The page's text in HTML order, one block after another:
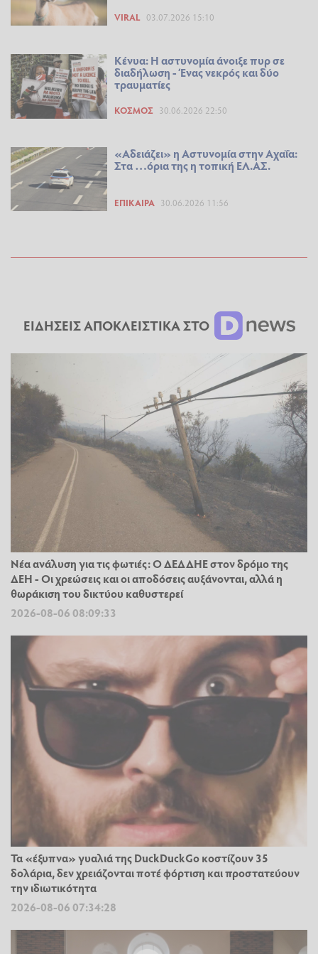
VIRAL 03.07.2026 15:10
Κένυα: Η αστυνομία άνοιξε πυρ σε
διαδήλωση - Ένας νεκρός και δύο
τραυματίες
ΚΌΣΜΟΣ 30.06.2026 22:50
«Αδειάζει» η Αστυνομία στην Αχαΐα:
Στα …όρια της η τοπική ΕΛ.ΑΣ.
ΕΠΊΚΑΙΡΑ 30.06.2026 11:56
ΕΙΔΗΣΕΙΣ ΑΠΟΚΛΕΙΣΤΙΚΑ ΣΤΟ
Νέα ανάλυση για τις φωτιές: Ο ΔΕΔΔΗΕ στον δρόμο της
ΔΕΗ - Οι χρεώσεις και οι αποδόσεις αυξάνονται, αλλά η
θωράκιση του δικτύου καθυστερεί
2026-08-06 08:09:33
Τα «έξυπνα» γυαλιά της DuckDuckGo κοστίζουν 35
δολάρια, δεν χρειάζονται ποτέ φόρτιση και προστατεύουν
την ιδιωτικότητα
2026-08-06 07:34:28